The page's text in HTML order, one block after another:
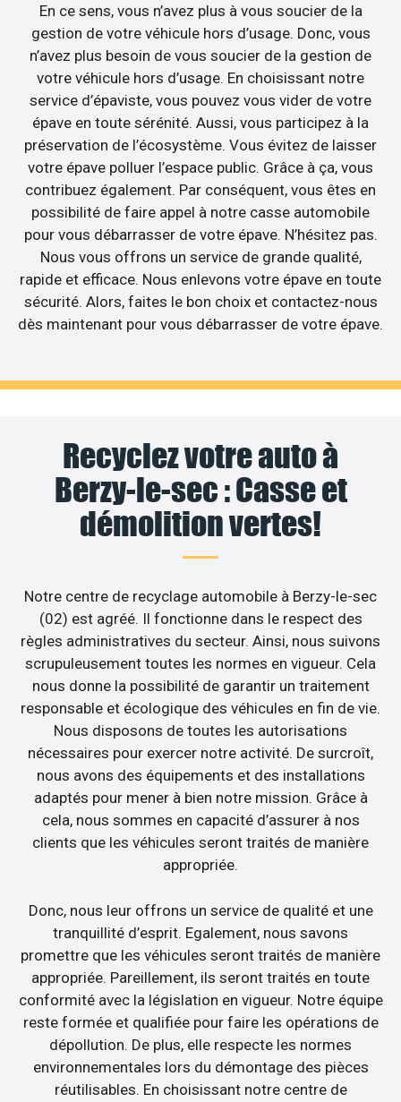
En ce sens, vous n’avez plus à vous soucier de la
gestion de votre véhicule hors d’usage. Donc, vous
n’avez plus besoin de vous soucier de la gestion de
votre véhicule hors d’usage. En choisissant notre
service d’épaviste, vous pouvez vous vider de votre
épave en toute sérénité. Aussi, vous participez à la
préservation de l’écosystème. Vous évitez de laisser
votre épave polluer l’espace public. Grâce à ça, vous
contribuez également. Par conséquent, vous êtes en
possibilité de faire appel à notre casse automobile
pour vous débarrasser de votre épave. N’hésitez pas.
Nous vous offrons un service de grande qualité,
rapide et efficace. Nous enlevons votre épave en toute
sécurité. Alors, faites le bon choix et contactez-nous
dès maintenant pour vous débarrasser de votre épave.
Recyclez votre auto à
Berzy-le-sec : Casse et
démolition vertes!
Notre centre de recyclage automobile à Berzy-le-sec
(02) est agréé. Il fonctionne dans le respect des
règles administratives du secteur. Ainsi, nous suivons
scrupuleusement toutes les normes en vigueur. Cela
nous donne la possibilité de garantir un traitement
responsable et écologique des véhicules en fin de vie.
Nous disposons de toutes les autorisations
nécessaires pour exercer notre activité. De surcroît,
nous avons des équipements et des installations
adaptés pour mener à bien notre mission. Grâce à
cela, nous sommes en capacité d’assurer à nos
clients que les véhicules seront traités de manière
appropriée.
Donc, nous leur offrons un service de qualité et une
tranquillité d’esprit. Egalement, nous savons
promettre que les véhicules seront traités de manière
appropriée. Pareillement, ils seront traités en toute
conformité avec la législation en vigueur. Notre équipe
reste formée et qualifiée pour faire les opérations de
dépollution. De plus, elle respecte les normes
environnementales lors du démontage des pièces
réutilisables. En choisissant notre centre de